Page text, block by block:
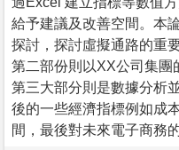
給予建議及改善空間。本
探討，探討虛擬通路的重
第二部份則以XX公司集團
第三大部分則是數據分析
後的一些經濟指標例如成
間，最後對未來電子商務